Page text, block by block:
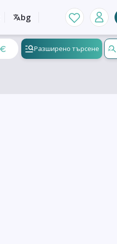
bg
Разширено търсене